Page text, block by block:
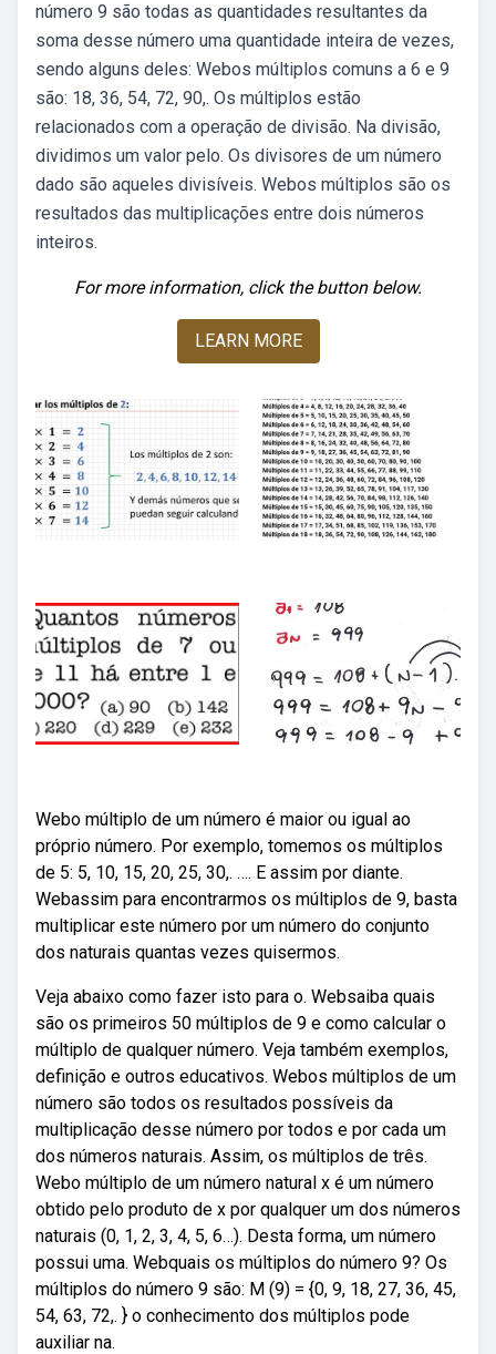
número 9 são todas as quantidades resultantes da
soma desse número uma quantidade inteira de vezes,
sendo alguns deles: Webos múltiplos comuns a 6 e 9
são: 18, 36, 54, 72, 90,. Os múltiplos estão
relacionados com a operação de divisão. Na divisão,
dividimos um valor pelo. Os divisores de um número
dado são aqueles divisíveis. Webos múltiplos são os
resultados das multiplicações entre dois números
inteiros.
For more information, click the button below.
LEARN MORE
Webo múltiplo de um número é maior ou igual ao
próprio número. Por exemplo, tomemos os múltiplos
de 5: 5, 10, 15, 20, 25, 30,. …. E assim por diante.
Webassim para encontrarmos os múltiplos de 9, basta
multiplicar este número por um número do conjunto
dos naturais quantas vezes quisermos.
Veja abaixo como fazer isto para o. Websaiba quais
são os primeiros 50 múltiplos de 9 e como calcular o
múltiplo de qualquer número. Veja também exemplos,
definição e outros educativos. Webos múltiplos de um
número são todos os resultados possíveis da
multiplicação desse número por todos e por cada um
dos números naturais. Assim, os múltiplos de três.
Webo múltiplo de um número natural x é um número
obtido pelo produto de x por qualquer um dos números
naturais (0, 1, 2, 3, 4, 5, 6…). Desta forma, um número
possui uma. Webquais os múltiplos do número 9? Os
múltiplos do número 9 são: M (9) = {0, 9, 18, 27, 36, 45,
54, 63, 72,. } o conhecimento dos múltiplos pode
auxiliar na.